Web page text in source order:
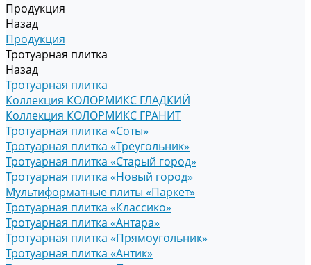
Продукция
Назад
Продукция
Тротуарная плитка
Назад
Тротуарная плитка
Коллекция КОЛОРМИКС ГЛАДКИЙ
Коллекция КОЛОРМИКС ГРАНИТ
Тротуарная плитка «Соты»
Тротуарная плитка «Треугольник»
Тротуарная плитка «Старый город»
Тротуарная плитка «Новый город»
Мультиформатные плиты «Паркет»
Тротуарная плитка «Классико»
Тротуарная плитка «Антара»
Тротуарная плитка «Прямоугольник»
Тротуарная плитка «Антик»